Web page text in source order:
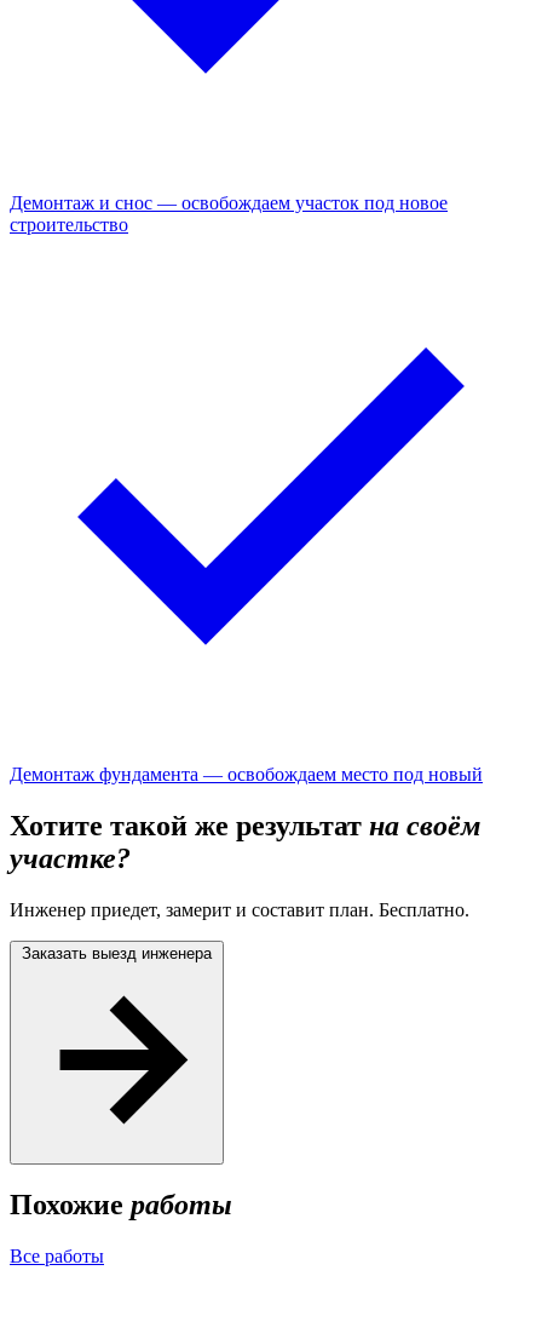
Демонтаж и снос — освобождаем участок под новое
строительство
Демонтаж фундамента — освобождаем место под новый
Хотите такой же результат на своём
участке?
Инженер приедет, замерит и составит план. Бесплатно.
Заказать выезд инженера
Похожие работы
Все работы